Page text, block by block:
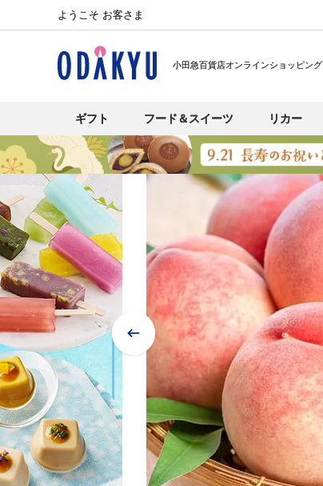
ようこそ お客さま
小田急百貨店オンラインショッピング
ギフト フード＆スイーツ リカー